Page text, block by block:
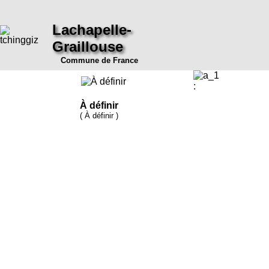
Lachapelle-
Graillouse
Commune de France
À définir
( À définir )
: